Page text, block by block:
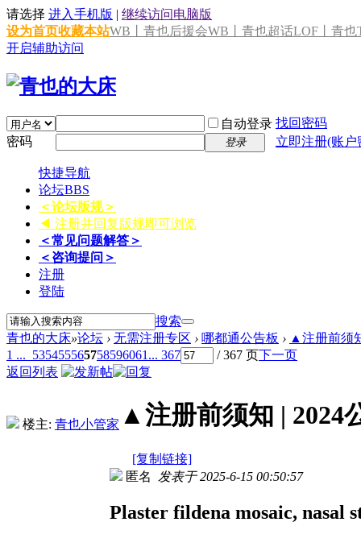
请选择 进入手机版 | 继续访问电脑版
设为首页收藏本站WB丨青也后援会WB丨青也超话LOF丨青也
开启辅助访问
自动登录 找回密码
密码
登录 立即注册(账
快捷导航
论坛BBS
＜论坛版规＞
◀ 注册并回复版规即可浏览
＜常见问题解答＞
＜咨询提问＞
注册
登陆
搜索
青也的大床»论坛 › 无需注册专区 › 哪都通公告板 › ▲注册前须
1 ... 535455565758596061 ... 367 / 367 页下一页
返回列表
楼主: 青也小管家 ▲注册前须知 | 2024
[复制链接]
匿名 发表于 2025-6-15 00:50:57
Plaster fildena mosaic, nasal